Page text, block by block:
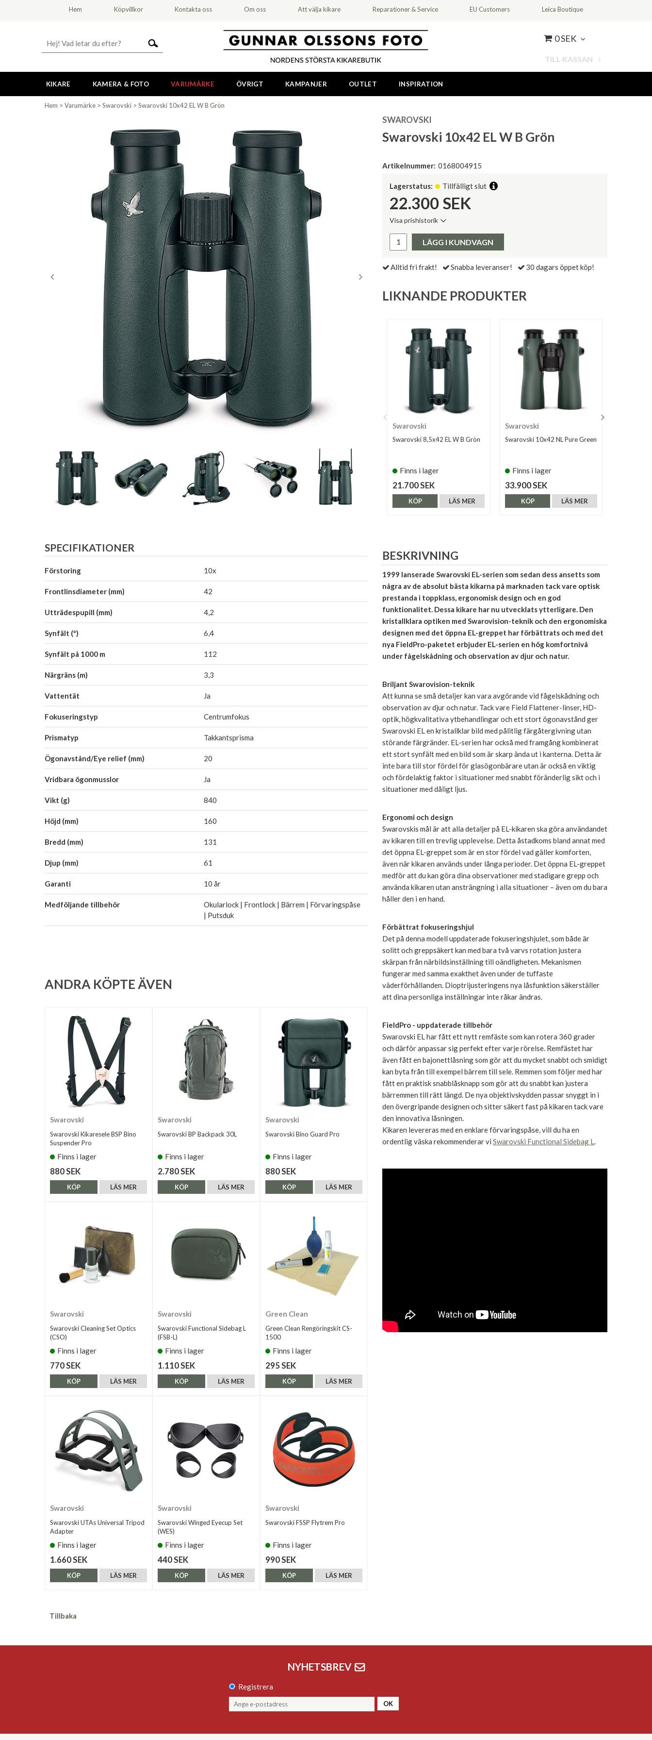
Hem Köpvillkor Kontakta oss Om oss Att välja kikare Reparationer & Service EU Customers Leica Boutique
0 SEK
TILL KASSAN
KIKARE KAMERA & FOTO VARUMÄRKE ÖVRIGT KAMPANJER OUTLET INSPIRATION
Hem > Varumärke > Swarovski > Swarovski 10x42 EL W B Grön
SWAROVSKI
Swarovski 10x42 EL W B Grön
Artikelnummer: 0168004915
Lagerstatus: Tillfälligt slut
22.300 SEK
Visa prishistorik
Pris:
LÄGG I KUNDVAGN
Alltid fri frakt! Snabba leveranser! 30 dagars öppet köp!
LIKNANDE PRODUKTER
Swarovski
Swarovski 8,5x42 EL W B Grön
Finns i lager
21.700 SEK
LÄS MER
KÖP
Swarovski
Swarovski 10x42 NL Pure Green
Finns i lager
33.900 SEK
LÄS MER
KÖP
BESKRIVNING
1999 lanserade Swarovski EL-serien som sedan dess ansetts som
några av de absolut bästa kikarna på marknaden tack vare optisk
prestanda i toppklass, ergonomisk design och en god
funktionalitet. Dessa kikare har nu utvecklats ytterligare. Den
kristallklara optiken med Swarovision-teknik och den ergonomiska
designen med det öppna EL-greppet har förbättrats och med det
nya FieldPro-paketet erbjuder EL-serien en hög komfortnivå
under fågelskådning och observation av djur och natur.
Briljant Swarovision-teknik
Att kunna se små detaljer kan vara avgörande vid fågelskådning och
observation av djur och natur. Tack vare Field Flattener-linser, HD-
optik, högkvalitativa ytbehandlingar och ett stort ögonavstånd ger
Swarovski EL en kristallklar bild med pålitlig färgåtergivning utan
störande färgränder. EL-serien har också med framgång kombinerat
ett stort synfält med en bild som är skarp ända ut i kanterna. Detta är
inte bara till stor fördel för glasögonbärare utan är också en viktig
och fördelaktig faktor i situationer med snabbt föränderlig sikt och i
situationer med dåligt ljus.
Ergonomi och design
Swarovskis mål är att alla detaljer på EL-kikaren ska göra användandet
av kikaren till en trevlig upplevelse. Detta åstadkoms bland annat med
det öppna EL-greppet som är en stor fördel vad gäller komforten,
även när kikaren används under långa perioder. Det öppna EL-greppet
medför att du kan göra dina observationer med stadigare grepp och
använda kikaren utan ansträngning i alla situationer – även om du bara
håller den i en hand.
Förbättrat fokuseringshjul
Det på denna modell uppdaterade fokuseringshjulet, som både är
solitt och greppsäkert kan med bara två varvs rotation justera
skärpan från närbildsinställning till oändligheten. Mekanismen
fungerar med samma exakthet även under de tuffaste
väderförhållanden. Dioptrijusteringens nya låsfunktion säkerställer
att dina personliga inställningar inte råkar ändras.
FieldPro - uppdaterade tillbehör
Swarovski EL har fått ett nytt remfäste som kan rotera 360 grader
och därför anpassar sig perfekt efter varje rörelse. Remfästet har
även fått en bajonettlåsning som gör att du mycket snabbt och smidigt
kan byta från till exempel bärrem till sele. Remmen som följer med har
fått en praktisk snabblåsknapp som gör att du snabbt kan justera
bärremmen till rätt längd. De nya objektivskydden passar snyggt in i
den övergripande designen och sitter säkert fast på kikaren tack vare
den innovativa låsningen.
Kikaren levereras med en enklare förvaringspåse, vill du ha en
ordentlig väska rekommenderar vi Swarovski Functional Sidebag L.
SPECIFIKATIONER
Förstoring 10x
Frontlinsdiameter (mm) 42
Utträdespupill (mm) 4,2
Synfält (º) 6,4
Synfält på 1000 m 112
Närgräns (m) 3,3
Vattentät Ja
Fokuseringstyp Centrumfokus
Prismatyp Takkantsprisma
Ögonavstånd/Eye relief (mm) 20
Vridbara ögonmusslor Ja
Vikt (g) 840
Höjd (mm) 160
Bredd (mm) 131
Djup (mm) 61
Garanti 10 år
Medföljande tillbehör
Okularlock | Frontlock | Bärrem | Förvaringspåse
| Putsduk
ANDRA KÖPTE ÄVEN
Swarovski
Swarovski Kikaresele BSP Bino
Suspender Pro
Finns i lager
880 SEK
LÄS MER
KÖP
Swarovski
Swarovski BP Backpack 30L
Finns i lager
2.780 SEK
LÄS MER
KÖP
Swarovski
Swarovski Bino Guard Pro
Finns i lager
880 SEK
LÄS MER
KÖP
Swarovski
Swarovski Cleaning Set Optics
(CSO)
Finns i lager
770 SEK
LÄS MER
KÖP
Swarovski
Swarovski Functional Sidebag L
(FSB-L)
Finns i lager
1.110 SEK
LÄS MER
KÖP
Green Clean
Green Clean Rengöringskit CS-
1500
Finns i lager
295 SEK
LÄS MER
KÖP
Swarovski
Swarovski UTAs Universal Tripod
Adapter
Finns i lager
1.660 SEK
LÄS MER
KÖP
Swarovski
Swarovski Winged Eyecup Set
(WES)
Finns i lager
440 SEK
LÄS MER
KÖP
Swarovski
Swarovski FSSP Flytrem Pro
Finns i lager
990 SEK
LÄS MER
KÖP
Tillbaka
NYHETSBREV
Registrera
OK